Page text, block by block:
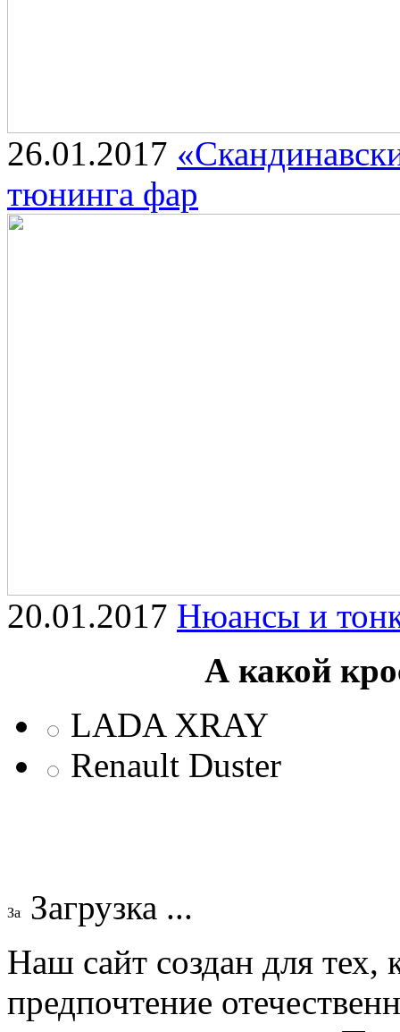
26.01.2017
тюнинга фар
20.01.2017 Нюансы и
А какой
LADA XRAY
Renault Duster
Загрузка ...
Наш сайт создан для тех,
предпочтение